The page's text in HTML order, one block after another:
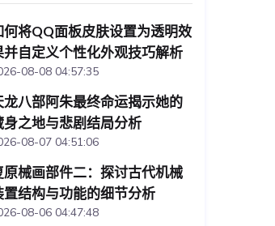
何将QQ面板皮肤设置为透明效
并自定义个性化外观技巧解析
08-08 04:57:35
龙八部阿朱最终命运揭示她的
身之地与悲剧结局分析
08-07 04:51:06
原械画部件二：探讨古代机械
置结构与功能的细节分析
08-06 04:47:48